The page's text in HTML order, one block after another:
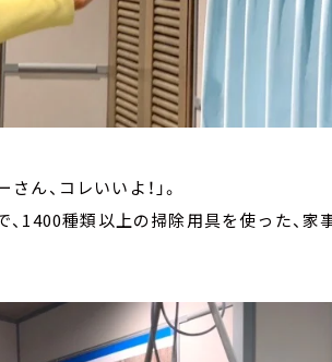
ん、コレいいよ！」。
1400種類以上の掃除用具を使った、家